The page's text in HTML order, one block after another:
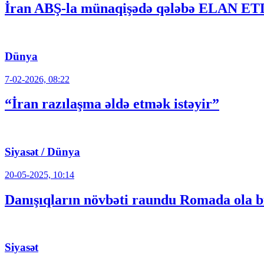
İran ABŞ-la münaqişədə qələbə ELAN
Dünya
7-02-2026, 08:22
“İran razılaşma əldə etmək istəyir”
Siyasət / Dünya
20-05-2025, 10:14
Danışıqların növbəti raundu Romada ola
Siyasət